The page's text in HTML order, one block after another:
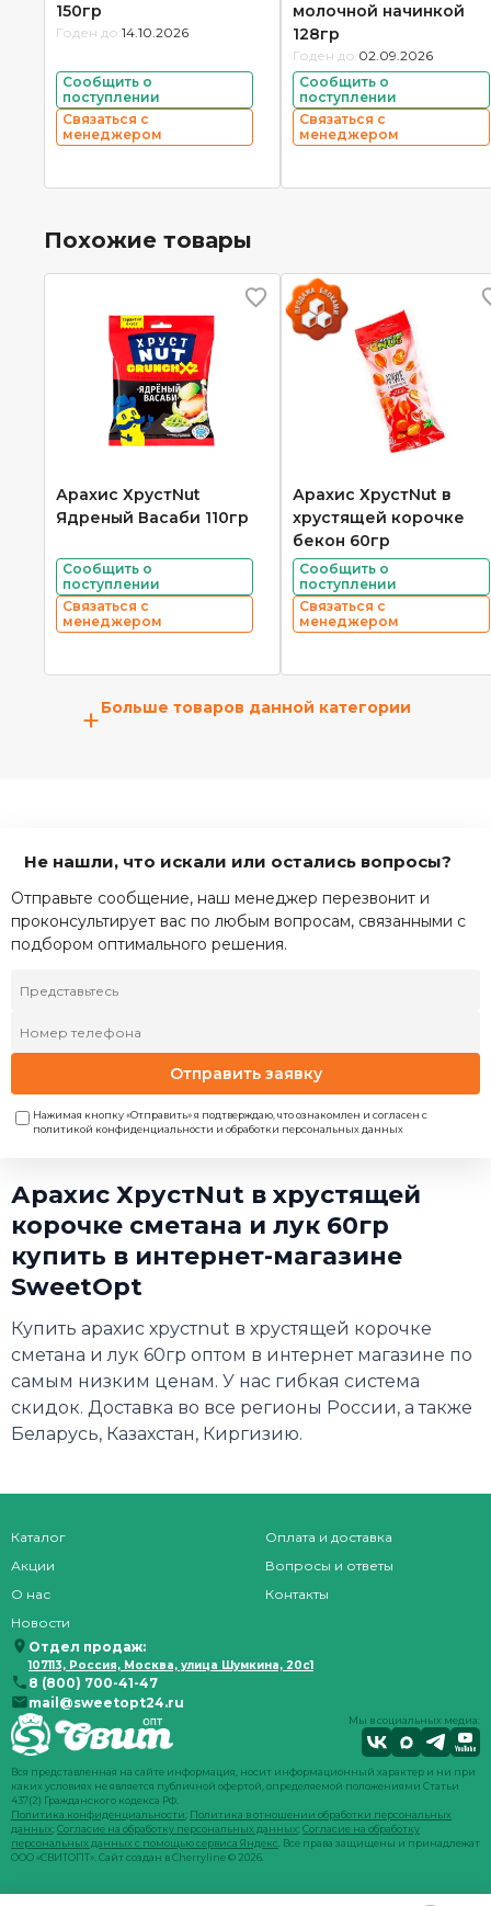
150гр
Годен до: 14.10.2026
Сообщить о
поступлении
Связаться с
менеджером
молочной начинкой
128гр
Годен до: 02.09.2026
Сообщить о
поступлении
Связаться с
менеджером
Похожие товары
Арахис ХрустNut
Ядреный Васаби 110гр
Сообщить о
поступлении
Связаться с
менеджером
Арахис ХрустNut в
хрустящей корочке
бекон 60гр
Сообщить о
поступлении
Связаться с
менеджером
+Больше товаров данной категории
Не нашли, что искали или остались вопросы?
Отправьте сообщение, наш менеджер перезвонит и
проконсультирует вас по любым вопросам, связанными с
подбором оптимального решения.
Отправить заявку
Нажимая кнопку «Отправить» я подтверждаю, что ознакомлен и согласен с
политикой конфиденциальности и обработки персональных данных
Арахис ХрустNut в хрустящей
корочке сметана и лук 60гр
купить в интернет-магазине
SweetOpt
Купить арахис хрустnut в хрустящей корочке
сметана и лук 60гр оптом в интернет магазине по
самым низким ценам. У нас гибкая система
скидок. Доставка во все регионы России, а также
Беларусь, Казахстан, Киргизию.
Каталог
Акции
О нас
Новости
Оплата и доставка
Вопросы и ответы
Контакты
Отдел продаж:
107113, Россия, Москва, улица Шумкина, 20с1
8 (800) 700-41-47
mail@sweetopt24.ru
Мы в социальных медиа:
Вся представленная на сайте информация, носит информационный характер и ни при
каких условиях не является публичной офертой, определяемой положениями Статьи
437(2) Гражданского кодекса РФ.
Политика конфиденциальности; Политика в отношении обработки персональных
данных;Согласие на обработку персональных данных;Согласие на обработку
персональных данных с помощью сервиса Яндекс. Все права защищены и принадлежат
ООО «СВИТОПТ». Сайт создан вCherryline© 2026.